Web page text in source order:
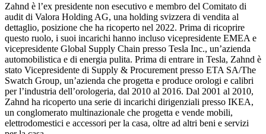
Zahnd è l’ex presidente non esecutivo e membro del Comitato di
audit di Valora Holding AG, una holding svizzera di vendita al
dettaglio, posizione che ha ricoperto nel 2022. Prima di ricoprire
questo ruolo, i suoi incarichi hanno incluso vicepresidente EMEA e
vicepresidente Global Supply Chain presso Tesla Inc., un’azienda
automobilistica e di energia pulita. Prima di entrare in Tesla, Zahnd è
stato Vicepresidente di Supply & Procurement presso ETA SA/The
Swatch Group, un’azienda che progetta e produce orologi e calibri
per l’industria dell’orologeria, dal 2010 al 2016. Dal 2001 al 2010,
Zahnd ha ricoperto una serie di incarichi dirigenziali presso IKEA,
un conglomerato multinazionale che progetta e vende mobili,
elettrodomestici e accessori per la casa, oltre ad altri beni e servizi